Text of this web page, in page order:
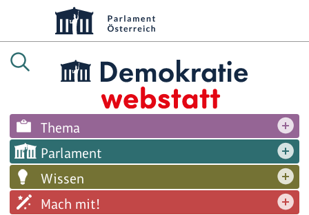
Thema
Parlament
Wissen
Mach mit!